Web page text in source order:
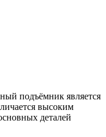
подъёмник является
высоким
деталей